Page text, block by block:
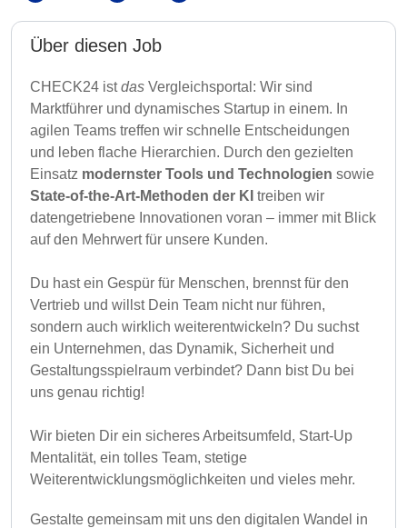
Über diesen Job
CHECK24 istdas Vergleichsportal: Wir sind
Marktführer und dynamisches Startup in einem. In
agilen Teams treffen wir schnelle Entscheidungen
und leben flache Hierarchien. Durch den gezielten
Einsatz modernster Tools und Technologien sowie
State‑of‑the‑Art‑Methoden der KI treiben wir
datengetriebene Innovationen voran – immer mit Blick
auf den Mehrwert für unsere Kunden.
Du hast ein Gespür für Menschen, brennst für den
Vertrieb und willst Dein Team nicht nur führen,
sondern auch wirklich weiterentwickeln? Du suchst
ein Unternehmen, das Dynamik, Sicherheit und
Gestaltungsspielraum verbindet? Dann bist Du bei
uns genau richtig!
Wir bieten Dir ein sicheres Arbeitsumfeld, Start-Up
Mentalität, ein tolles Team, stetige
Weiterentwicklungsmöglichkeiten und vieles mehr.
Gestalte gemeinsam mit uns den digitalen Wandel in